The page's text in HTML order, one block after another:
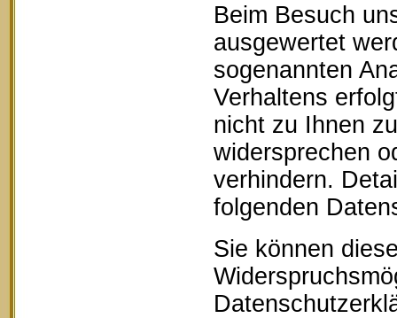
Beim Besuch
ausgewertet
sogenannten
Verhaltens
nicht zu Ihnen
widersprechen
verhindern.
folgenden
Sie können